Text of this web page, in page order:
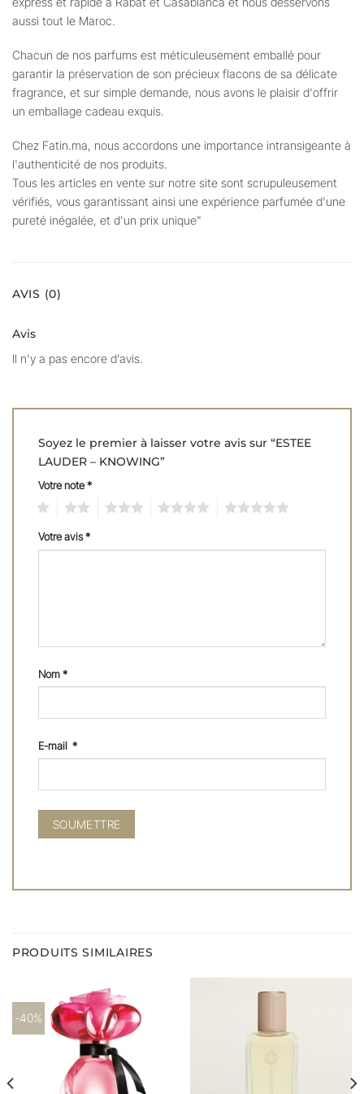
aussi tout le Maroc.
Chacun de nos parfums est méticuleusement emballé pour
garantir la préservation de son précieux flacons de sa délicate
fragrance, et sur simple demande, nous avons le plaisir d'offrir
un emballage cadeau exquis.
Chez Fatin.ma, nous accordons une importance intransigeante à
l'authenticité de nos produits.
Tous les articles en vente sur notre site sont scrupuleusement
vérifiés, vous garantissant ainsi une expérience parfumée d'une
pureté inégalée, et d'un prix unique"
AVIS (0)
Avis
Il n’y a pas encore d’avis.
Soyez le premier à laisser votre avis sur “ESTEE
LAUDER – KNOWING”
Votre note*
Votre avis*
Nom*
E-mail *
PRODUITS SIMILAIRES
-40%